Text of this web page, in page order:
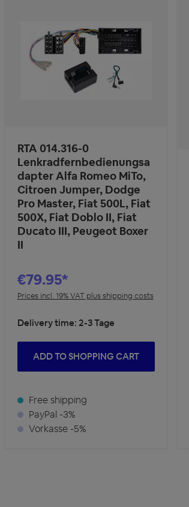
RTA 014.316-0
Lenkradfernbedienungsa
dapter Alfa Romeo MiTo,
Citroen Jumper, Dodge
Pro Master, Fiat 500L, Fiat
500X, Fiat Doblo II, Fiat
Ducato III, Peugeot Boxer
II
€79.95*
Prices incl. 19% VAT plus shipping costs
Delivery time: 2-3 Tage
ADD TO SHOPPING CART
Free shipping
PayPal -3%
Vorkasse -5%